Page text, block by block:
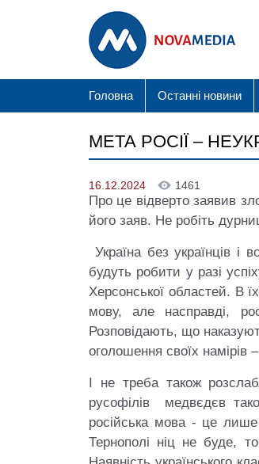
Головна Останні новини
МЕТА РОСІЇ –
16.12.2024 1461
Про це відверто заявив
його заяв. Не робіть
Україна без українців і
будуть робити у разі
Херсонської областей. В
мову, але насправді,
Розповідають, що
оголошення своїх намірів
І не треба також
русофілів медвєдєв
російська мова ‑ це лише
Тернополі ніц не буде,